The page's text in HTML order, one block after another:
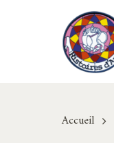
Accueil